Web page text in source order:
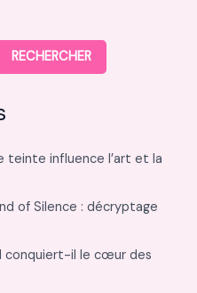
RECHERCHER
teinte influence l’art et la
of Silence : décryptage
conquiert-il le cœur des